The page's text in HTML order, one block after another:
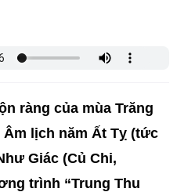
ràng của mùa Trăng
Âm lịch năm Ất Tỵ (tức
Giác (Củ Chi,
trình “Trung Thu